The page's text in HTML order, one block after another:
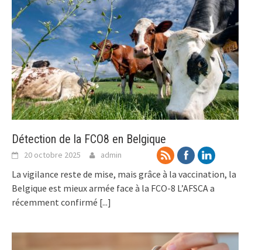
Détection de la FCO8 en Belgique
20 octobre 2025 admin
La vigilance reste de mise, mais grâce à la vaccination, la
Belgique est mieux armée face à la FCO-8 L’AFSCA a
récemment confirmé [...]